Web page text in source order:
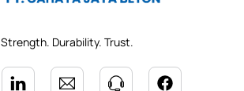
Strength. Durability. Trust.